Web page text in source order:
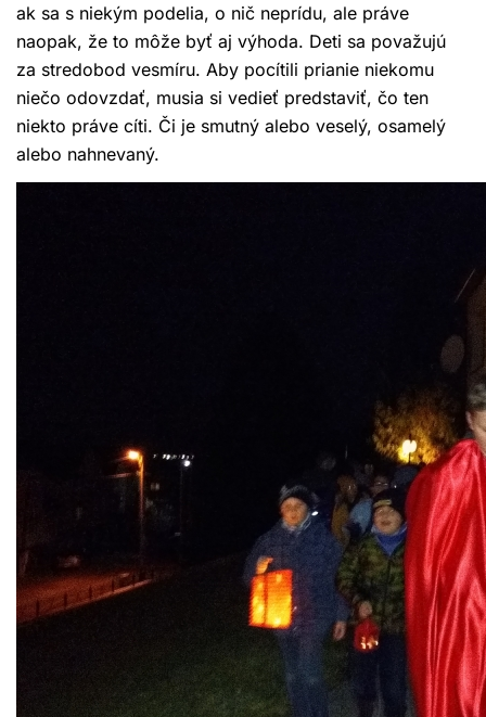
ak sa s niekým podelia, o nič neprídu, ale práve
naopak, že to môže byť aj výhoda. Deti sa považujú
za stredobod vesmíru. Aby pocítili prianie niekomu
niečo odovzdať, musia si vedieť predstaviť, čo ten
niekto práve cíti. Či je smutný alebo veselý, osamelý
alebo nahnevaný.